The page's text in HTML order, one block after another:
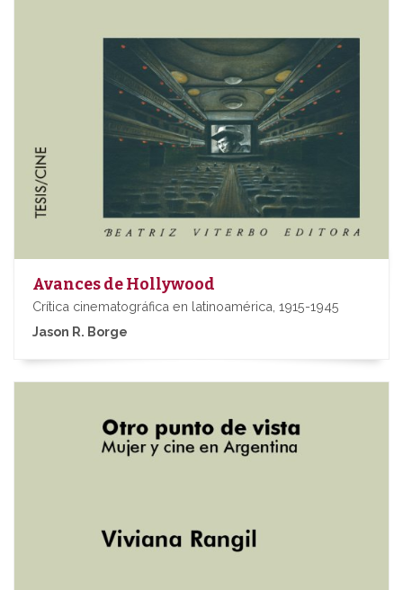
Avances de Hollywood
Crítica cinematográfica en latinoamérica, 1915-1945
Jason R. Borge